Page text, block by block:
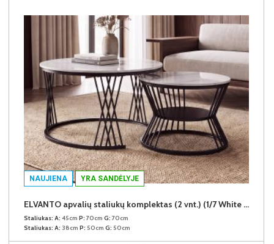
NAUJIENA YRA SANDĖLYJE
ELVANTO apvalių staliukų komplektas (2 vnt.) (1/7 White Marble Gloss)
Staliukas: A: 45cm P: 70cm G: 70cm
Staliukas: A: 38cm P: 50cm G: 50cm